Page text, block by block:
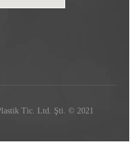
Tic. Ltd. Şti. © 2021